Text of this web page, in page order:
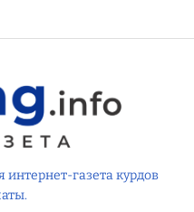
газета курдов